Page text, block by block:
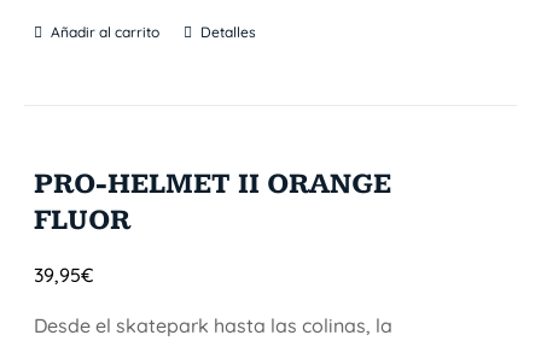
Añadir al carrito Detalles
PRO-HELMET II ORANGE
FLUOR
39,95€
Desde el skatepark hasta las colinas, la